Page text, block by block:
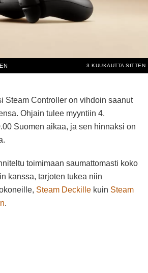
3 KUUKAUTTA SITTEN
Steam Controller on vihdoin saanut
Ohjain tulee myyntiin 4.
Suomen aikaa, ja sen hinnaksi on
toimimaan saumattomasti koko
kanssa, tarjoten tukea niin
Steam Deckille kuin Steam
.